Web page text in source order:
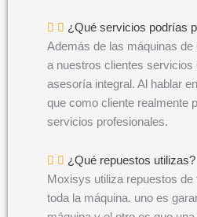
¿Qué servicios podrías
Además de las máquinas de
a nuestros clientes servicios
asesoría integral. Al hablar
que como cliente realmente
servicios profesionales.
¿Qué repuestos utilizas?
Moxisys utiliza repuestos de
toda la máquina. uno es